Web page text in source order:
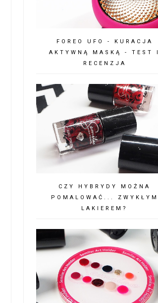
FOREO UFO - KURACJA
AKTYWNĄ MASKĄ - TEST I
RECENZJA
CZY HYBRYDY MOŻNA
POMALOWAĆ... ZWYKŁYM
LAKIEREM?